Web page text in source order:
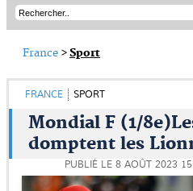
France >Sport
FRANCE SPORT
Mondial F (1/
domptent les
PUBLIÉ LE 8 AOÛT 2023